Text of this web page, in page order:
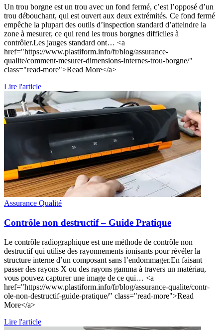
Un trou borgne est un trou avec un fond fermé, c’est l’opposé d’un
trou débouchant, qui est ouvert aux deux extrémités. Ce fond fermé
empêche la plupart des outils d’inspection standard d’atteindre la
zone à mesurer, ce qui rend les trous borgnes difficiles à
contrôler.Les jauges standard ont… <a
href="https://www.plastiform.info/fr/blog/assurance-
qualite/comment-mesurer-dimensions-internes-trou-borgne/"
class="read-more">Read More</a>
Lire l'article
Assurance Qualité
Contrôle non destructif – Guide Pratique
Le contrôle radiographique est une méthode de contrôle non
destructif qui utilise des rayonnements ionisants pour révéler la
structure interne d’un composant sans l’endommager.En faisant
passer des rayons X ou des rayons gamma à travers un matériau,
vous pouvez capturer une image de ce qui… <a
href="https://www.plastiform.info/fr/blog/assurance-qualite/contr-
ole-non-destructif-guide-pratique/" class="read-more">Read
More</a>
Lire l'article